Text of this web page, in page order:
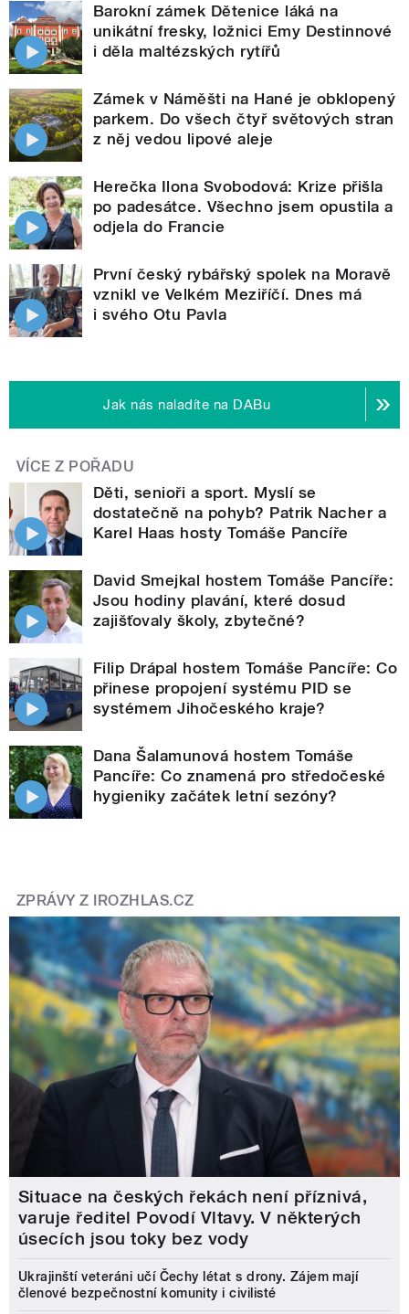
Barokní zámek Dětenice láká na
unikátní fresky, ložnici Emy Destinnové
i děla maltézských rytířů
Zámek v Náměšti na Hané je obklopený
parkem. Do všech čtyř světových stran
z něj vedou lipové aleje
Herečka Ilona Svobodová: Krize přišla
po padesátce. Všechno jsem opustila a
odjela do Francie
První český rybářský spolek na Moravě
vznikl ve Velkém Meziříčí. Dnes má
i svého Otu Pavla
Jak nás naladíte na DABu
VÍCE Z POŘADU
Děti, senioři a sport. Myslí se
dostatečně na pohyb? Patrik Nacher a
Karel Haas hosty Tomáše Pancíře
David Smejkal hostem Tomáše Pancíře:
Jsou hodiny plavání, které dosud
zajišťovaly školy, zbytečné?
Filip Drápal hostem Tomáše Pancíře: Co
přinese propojení systému PID se
systémem Jihočeského kraje?
Dana Šalamunová hostem Tomáše
Pancíře: Co znamená pro středočeské
hygieniky začátek letní sezóny?
ZPRÁVY Z IROZHLAS.CZ
Situace na českých řekách není příznivá,
varuje ředitel Povodí Vltavy. V některých
úsecích jsou toky bez vody
Ukrajinští veteráni učí Čechy létat s drony. Zájem mají
členové bezpečnostní komunity i civilisté